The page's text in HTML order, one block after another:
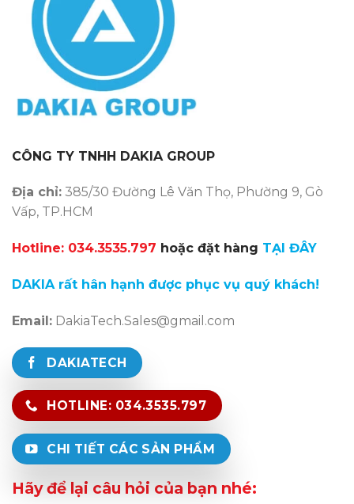
CÔNG TY TNHH DAKIA GROUP
Địa chỉ: 385/30 Đường Lê Văn Thọ, Phường 9, Gò
Vấp, TP.HCM
Hotline: 034.3535.797 hoặc đặt hàng TẠI ĐÂY
DAKIArất hân hạnh được phục vụ quý khách!
Email: DakiaTech.Sales@gmail.com
DAKIATECH
HOTLINE: 034.3535.797
CHI TIẾT CÁC SẢN PHẨM
Hãy để lại câu hỏi của bạn nhé: